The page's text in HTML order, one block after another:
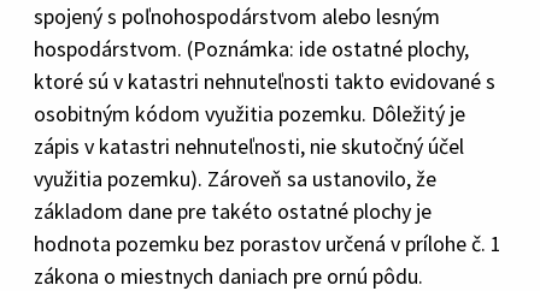
spojený s poľnohospodárstvom alebo lesným
hospodárstvom. (Poznámka: ide ostatné plochy,
ktoré sú v katastri nehnuteľnosti takto evidované s
osobitným kódom využitia pozemku. Dôležitý je
zápis v katastri nehnuteľnosti, nie skutočný účel
využitia pozemku). Zároveň sa ustanovilo, že
základom dane pre takéto ostatné plochy je
hodnota pozemku bez porastov určená v prílohe č. 1
zákona o miestnych daniach pre ornú pôdu.